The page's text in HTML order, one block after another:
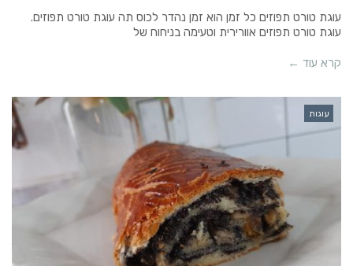
עוגת טורט תפוזים כל זמן הוא זמן נהדר לכוס תה עוגת טורט תפוזים.
עוגת טורט תפוזים אוורירית וטעימה בניחוח של
קרא עוד ←
עוגות